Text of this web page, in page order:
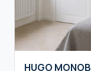
HUGO MONOB